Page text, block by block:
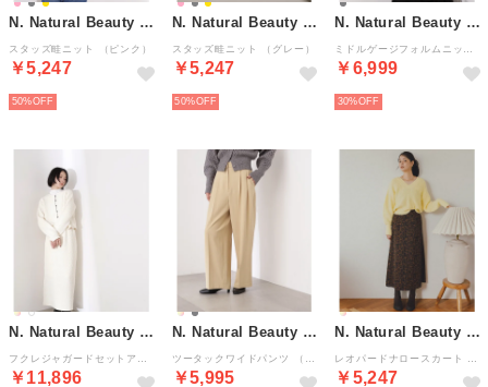
N. Natural Beauty Basic*
スタッズ畦ニット （ピンク）
￥5,247
50%
N. Natural Beauty Basic*
スタッズ畦ニット （グレー）
￥5,247
50%
N. Natural Beauty Basic*
￥6,999
30%
N. Natural Beauty Basic*
￥11,896
N. Natural Beauty Basic*
￥5,995
N. Natural Beauty Basic*
￥5,247